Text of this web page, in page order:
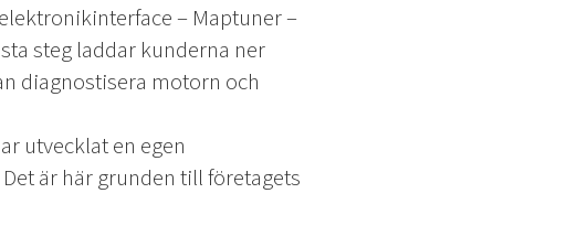
– Maptuner –
steg laddar kunderna ner
diagnostisera motorn och
utvecklat en egen
är här grunden till företagets